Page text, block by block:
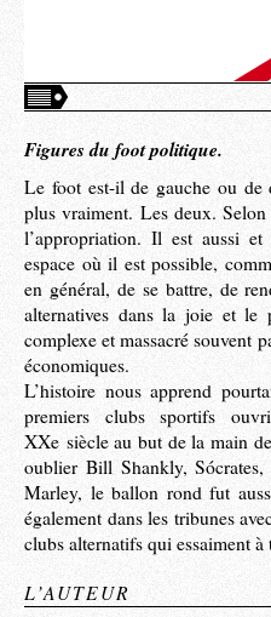
Figures du foot politique.
Le foot est-il de gauche ou
plus vraiment. Les deux.
l’appropriation. Il est aussi
espace où il est possible,
en général, de se battre, de
alternatives dans la joie et
complexe et massacré souvent
économiques.
L’histoire nous apprend
premiers clubs sportifs
XXe siècle au but de la main
oublier Bill Shankly,
Marley, le ballon rond fut
également dans les tribunes
clubs alternatifs qui essaiment à
L’AUTEUR